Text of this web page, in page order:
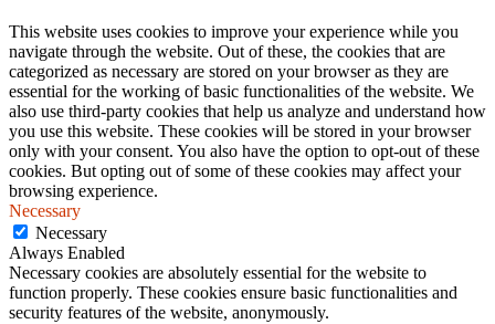
This website uses cookies to improve your experience while you
navigate through the website. Out of these, the cookies that are
categorized as necessary are stored on your browser as they are
essential for the working of basic functionalities of the website. We
also use third-party cookies that help us analyze and understand how
you use this website. These cookies will be stored in your browser
only with your consent. You also have the option to opt-out of these
cookies. But opting out of some of these cookies may affect your
browsing experience.
Necessary
Necessary
Always Enabled
Necessary cookies are absolutely essential for the website to
function properly. These cookies ensure basic functionalities and
security features of the website, anonymously.